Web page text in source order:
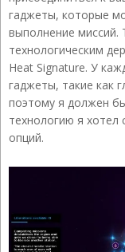
гаджеты, которые
выполнение миссий.
технологическим
Heat Signature. У
гаджеты, такие как
поэтому я должен
технологию я хотел
опций.